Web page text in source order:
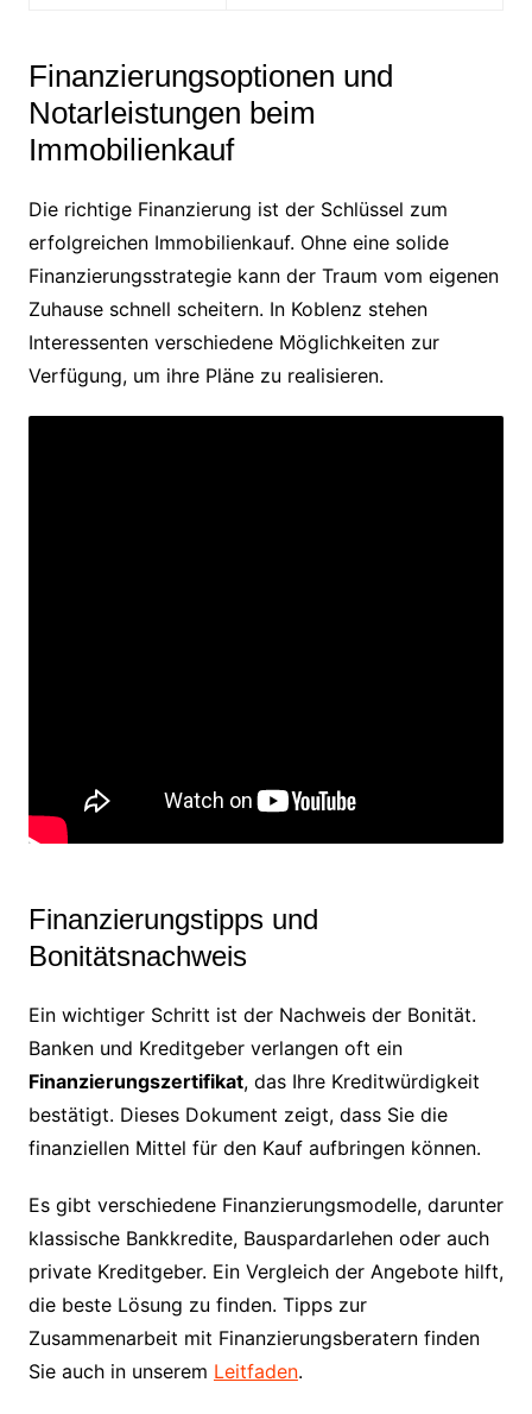
Finanzierungsoptionen und
Notarleistungen beim
Immobilienkauf
Die richtige Finanzierung ist der Schlüssel zum
erfolgreichen Immobilienkauf. Ohne eine solide
Finanzierungsstrategie kann der Traum vom eigenen
Zuhause schnell scheitern. In Koblenz stehen
Interessenten verschiedene Möglichkeiten zur
Verfügung, um ihre Pläne zu realisieren.
Finanzierungstipps und
Bonitätsnachweis
Ein wichtiger Schritt ist der Nachweis der Bonität.
Banken und Kreditgeber verlangen oft ein
Finanzierungszertifikat, das Ihre Kreditwürdigkeit
bestätigt. Dieses Dokument zeigt, dass Sie die
finanziellen Mittel für den Kauf aufbringen können.
Es gibt verschiedene Finanzierungsmodelle, darunter
klassische Bankkredite, Bauspardarlehen oder auch
private Kreditgeber. Ein Vergleich der Angebote hilft,
die beste Lösung zu finden. Tipps zur
Zusammenarbeit mit Finanzierungsberatern finden
Sie auch in unserem Leitfaden.